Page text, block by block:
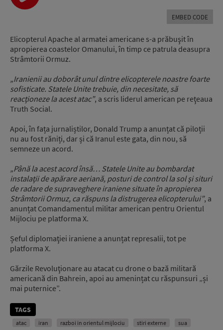
Player
EMBED CODE
Elicopterul Apache al armatei americane s-a prăbuşit în
apropierea coastelor Omanului, în timp ce patrula deasupra
Strâmtorii Ormuz.
„Iranienii au doborât unul dintre elicopterele noastre foarte
sofisticate. Statele Unite trebuie, din necesitate, să
reacţioneze la acest atac”, a scris liderul american pe reţeaua
Truth Social.
Apoi, în fața jurnaliștilor, Donald Trump a anunțat că piloții
nu au fost răniți, dar și că Iranul este gata, din nou, să
semneze un acord.
„Până la acest acord însă… Statele Unite au bombardat
instalaţii de apărare aeriană, posturi de control la sol şi situri
de radare de supraveghere iraniene situate în apropierea
Strâmtorii Ormuz, ca răspuns la distrugerea elicopterului”, a
anunțat Comandamentul militar american pentru Orientul
Mijlociu pe platforma X.
Șeful diplomaţiei iraniene a anunțat represalii, tot pe
platforma X.
Gărzile Revoluţionare au atacat cu drone o bază militară
americană din Bahrein, apoi au amenințat cu răspunsuri „și
mai puternice”.
TAGS
atac iran razboi in orientul mijlociu stiri externe sua